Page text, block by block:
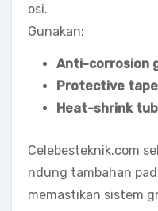
osi.
Gunakan:
Anti-corrosion
Protective tape
Heat-shrink
Celebesteknik.com
ndung tambahan
memastikan sistem